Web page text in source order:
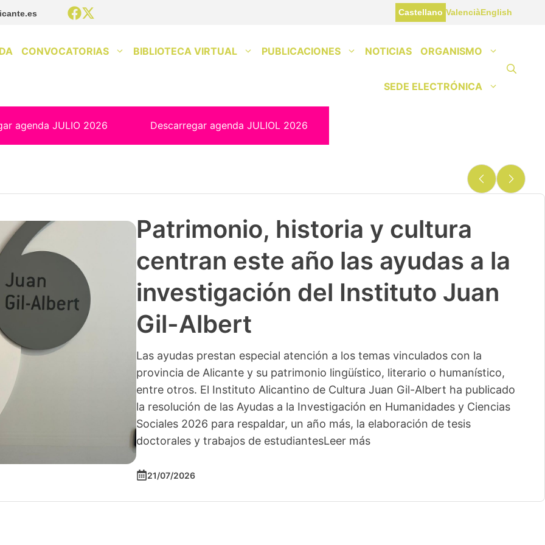
Castellano ValenciàEnglish
CONVOCATORIAS BIBLIOTECA VIRTUAL PUBLICACIONES NOTICIAS ORGANISMO
SEDE ELECTRÓNICA
agenda JULIO 2026 Descarregar agenda JULIOL 2026
Patrimonio, historia y cultura
centran este año las ayudas a la
investigación del Instituto Juan
Gil-Albert
Las ayudas prestan especial atención a los temas vinculados con la
provincia de Alicante y su patrimonio lingüístico, literario o humanístico,
entre otros. El Instituto Alicantino de Cultura Juan Gil-Albert ha publicado
la resolución de las Ayudas a la Investigación en Humanidades y Ciencias
Sociales 2026 para respaldar, un año más, la elaboración de tesis
doctorales y trabajos de estudiantesLeer más
21/07/2026